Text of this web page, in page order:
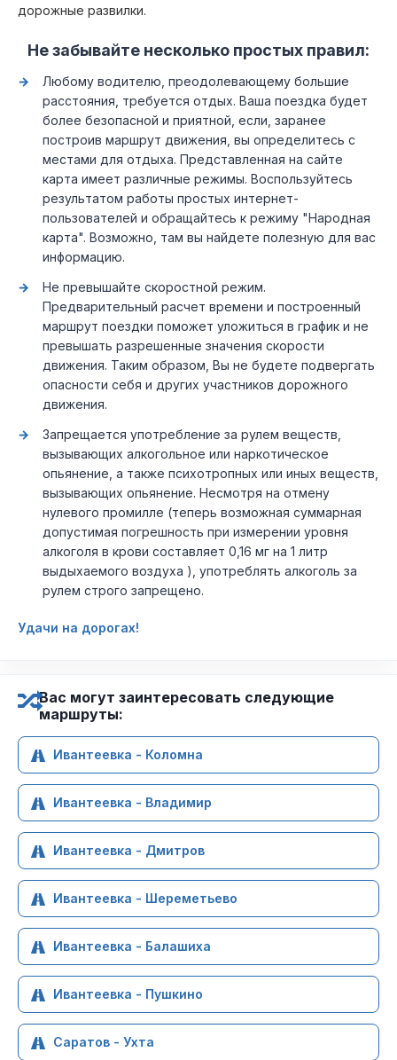
дорожные развилки.
Не забывайте несколько простых правил:
Любому водителю, преодолевающему большие
расстояния, требуется отдых. Ваша поездка будет
более безопасной и приятной, если, заранее
построив маршрут движения, вы определитесь с
местами для отдыха. Представленная на сайте
карта имеет различные режимы. Воспользуйтесь
результатом работы простых интернет-
пользователей и обращайтесь к режиму "Народная
карта". Возможно, там вы найдете полезную для вас
информацию.
Не превышайте скоростной режим.
Предварительный расчет времени и построенный
маршрут поездки поможет уложиться в график и не
превышать разрешенные значения скорости
движения. Таким образом, Вы не будете подвергать
опасности себя и других участников дорожного
движения.
Запрещается употребление за рулем веществ,
вызывающих алкогольное или наркотическое
опьянение, а также психотропных или иных веществ,
вызывающих опьянение. Несмотря на отмену
нулевого промилле (теперь возможная суммарная
допустимая погрешность при измерении уровня
алкоголя в крови составляет 0,16 мг на 1 литр
выдыхаемого воздуха ), употреблять алкоголь за
рулем строго запрещено.
Удачи на дорогах!
Вас могут заинтересовать следующие
маршруты:
Ивантеевка - Коломна
Ивантеевка - Владимир
Ивантеевка - Дмитров
Ивантеевка - Шереметьево
Ивантеевка - Балашиха
Ивантеевка - Пушкино
Саратов - Ухта